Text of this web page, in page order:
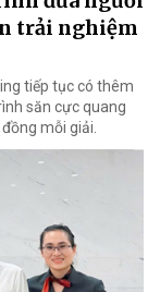
trải nghiệm
tiếp tục có thêm
săn cực quang
mỗi giải.